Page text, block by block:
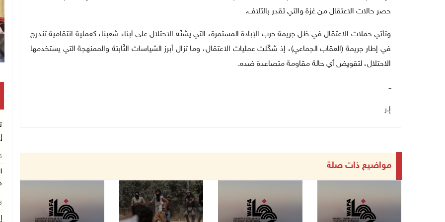
حصر حالات الاعتقال من غزة والتي تقدر بالآلاف.
وتأتي حملات الاعتقال في ظل جريمة حرب الإبادة المستمرة، التي يشنّه الاحتلال على أبناء شعبنا، كعملية انتقامية تندرج
في إطار جريمة (العقاب الجماعي)، إذ شكّلت عمليات الاعتقال، وما تزال أبرز السّياسات الثّابتة والممنهجة التي يستخدمها
الاحتلال، لتقويض أي حالة مقاومة متصاعدة ضده.
ــ
إ.ر
مواضيع ذات صلة